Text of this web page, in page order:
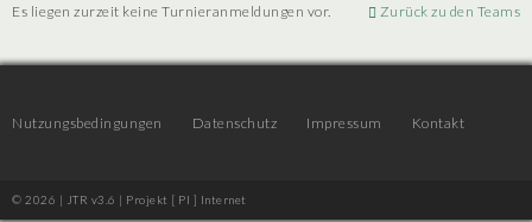
Es liegen zurzeit keine Turnieranmeldungen vor. Zurück zu den Teams
Nutzungsbedingungen Datenschutz Impressum Kontakt
© 2026 | JTR v3.6 | Projekt [ PI ] Internet